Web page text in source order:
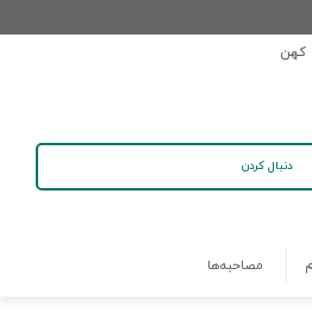
كهن
دنبال کردن
مصاحبه‌ها